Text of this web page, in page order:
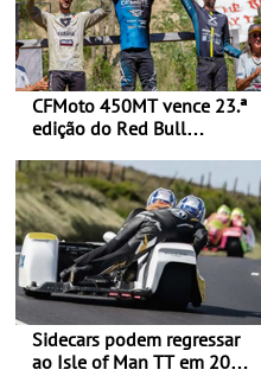
CFMoto 450MT vence 23.ª
edição do Red Bull
Categorias Adventure -
Vitória na Ultimate, Core e
Lite
Sidecars podem regressar
ao Isle of Man TT em 2027